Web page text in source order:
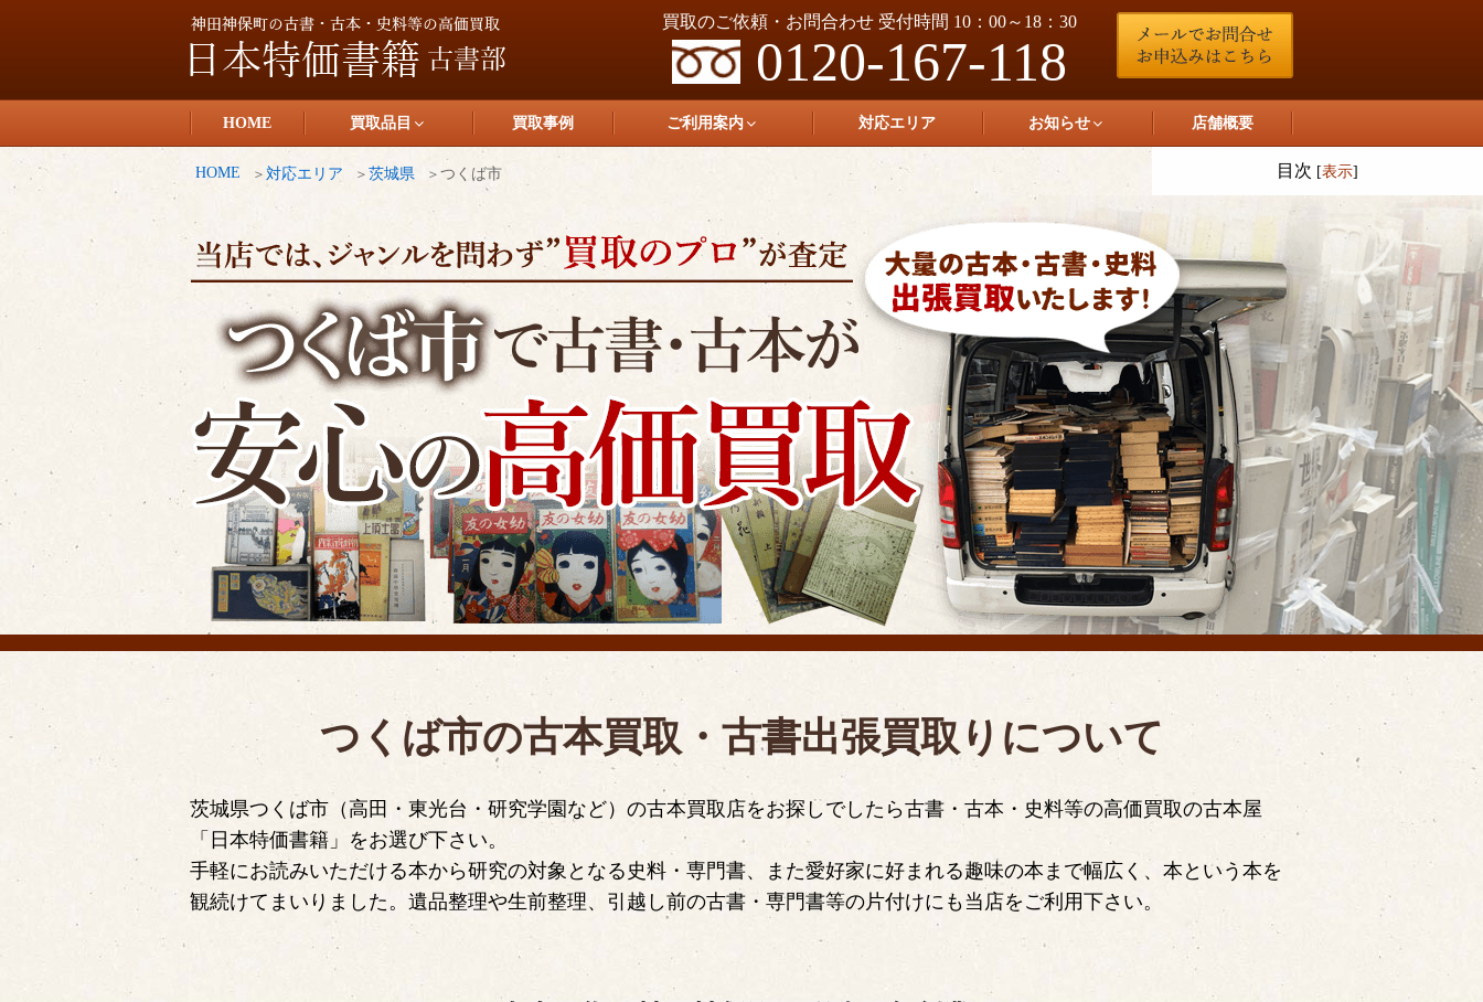
買取のご依頼・お問合わせ 受付時間 10：00～18：30
0120-167-118
日本特価書籍
HOME 買取品目 買取事例 ご利用案内 対応エリア お知らせ 店舗概要
HOME 対応エリア 茨城県 つくば市 目次 [表示]
つくば市の古本買取・古書出張買取りについて
茨城県つくば市（高田・東光台・研究学園など）の古本買取店をお探しでしたら古書・古本・史料等の高価買取の古本屋
「日本特価書籍」をお選び下さい。
手軽にお読みいただける本から研究の対象となる史料・専門書、また愛好家に好まれる趣味の本まで幅広く、本という本を
観続けてまいりました。遺品整理や生前整理、引越し前の古書・専門書等の片付けにも当店をご利用下さい。